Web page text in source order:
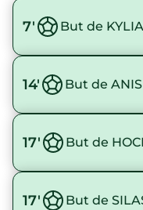
7' But de
14' But de ANIS
17' But de
17' But de